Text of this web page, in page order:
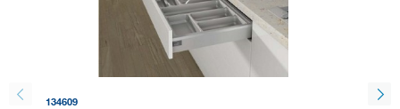
134609 295132